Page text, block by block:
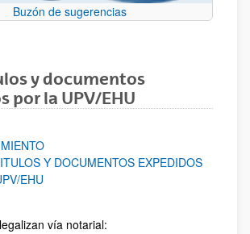
Buzón de sugerencias
y documentos
por la UPV/EHU
Y DOCUMENTOS EXPEDIDOS
EHU
vía notarial: